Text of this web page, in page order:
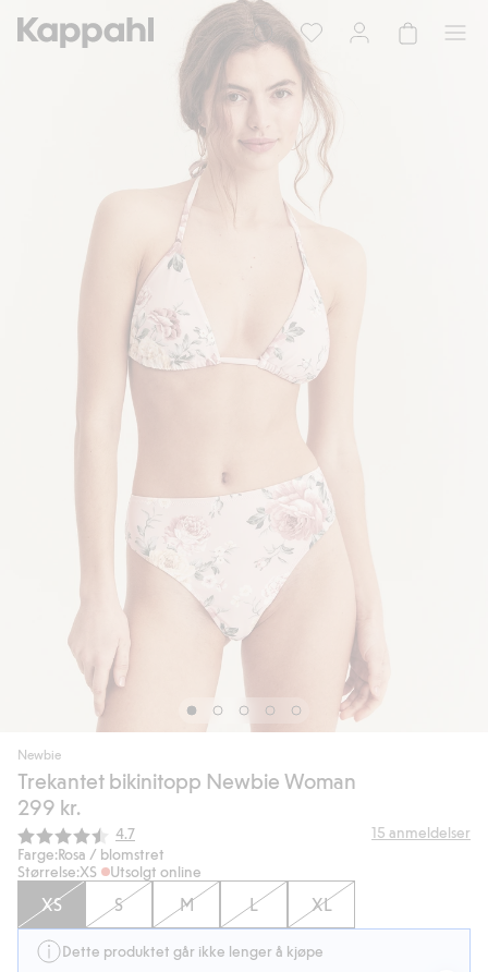
Newbie
Trekantet bikinitopp Newbie Woman
299 kr.
Gjennomsnittskarakter:
4.7 15 anmeldelser
Farge:Rosa / blomstret
Størrelse:XS Utsolgt online
XS S M L XL
Dette produktet går ikke lenger å kjøpe